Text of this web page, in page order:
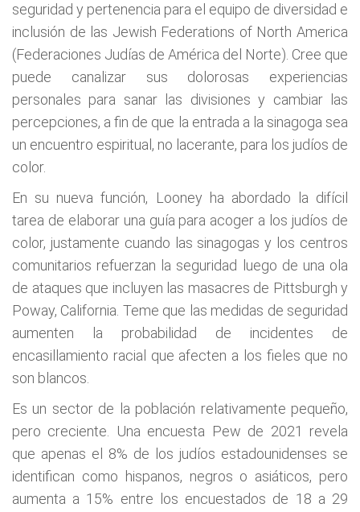
seguridad y pertenencia para el equipo de diversidad e
inclusión de las Jewish Federations of North America
(Federaciones Judías de América del Norte). Cree que
puede canalizar sus dolorosas experiencias
personales para sanar las divisiones y cambiar las
percepciones, a fin de que la entrada a la sinagoga sea
un encuentro espiritual, no lacerante, para los judíos de
color.
En su nueva función, Looney ha abordado la difícil
tarea de elaborar una guía para acoger a los judíos de
color, justamente cuando las sinagogas y los centros
comunitarios refuerzan la seguridad luego de una ola
de ataques que incluyen las masacres de Pittsburgh y
Poway, California. Teme que las medidas de seguridad
aumenten la probabilidad de incidentes de
encasillamiento racial que afecten a los fieles que no
son blancos.
Es un sector de la población relativamente pequeño,
pero creciente. Una encuesta Pew de 2021 revela
que apenas el 8% de los judíos estadounidenses se
identifican como hispanos, negros o asiáticos, pero
aumenta a 15% entre los encuestados de 18 a 29